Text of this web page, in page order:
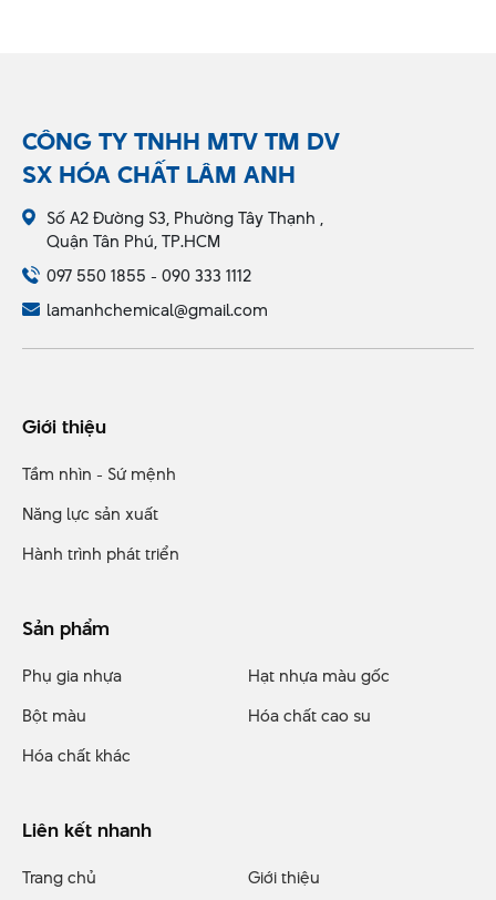
CÔNG TY TNHH MTV TM DV
SX HÓA CHẤT LÂM ANH
Số A2 Đường S3, Phường Tây Thạnh ,
Quận Tân Phú, TP.HCM
097 550 1855 - 090 333 1112
lamanhchemical@gmail.com
Giới thiệu
Tầm nhìn - Sứ mệnh
Năng lực sản xuất
Hành trình phát triển
Sản phẩm
Phụ gia nhựa
Hạt nhựa màu gốc
Bột màu
Hóa chất cao su
Hóa chất khác
Liên kết nhanh
Trang chủ
Giới thiệu